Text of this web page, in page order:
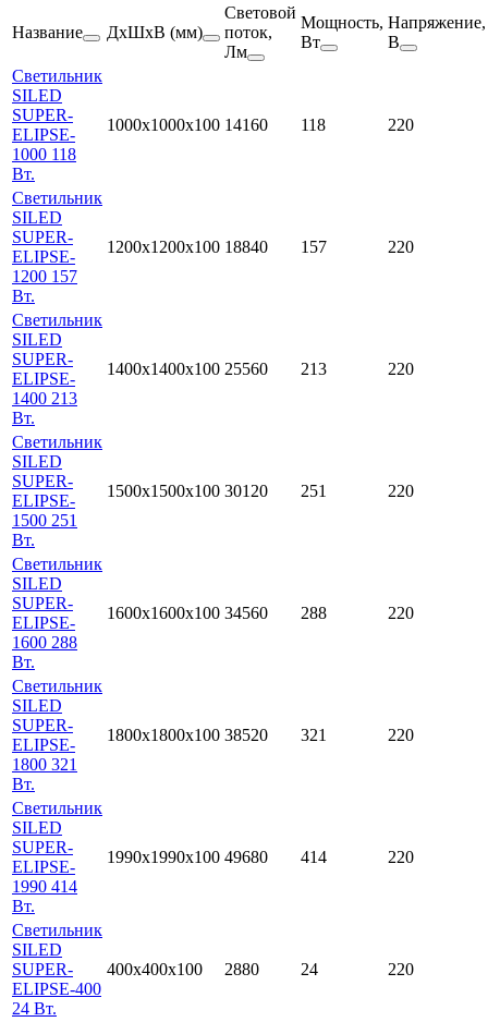
Название ДхШхВ (мм)
Световой
поток,
Лм
Мощность,
Вт
Напряжение,
В
Светильник
SILED
SUPER-
ELIPSE-
1000 118
Вт.
1000х1000х100 14160 118 220
Светильник
SILED
SUPER-
ELIPSE-
1200 157
Вт.
1200х1200х100 18840 157 220
Светильник
SILED
SUPER-
ELIPSE-
1400 213
Вт.
1400х1400х100 25560 213 220
Светильник
SILED
SUPER-
ELIPSE-
1500 251
Вт.
1500х1500х100 30120 251 220
Светильник
SILED
SUPER-
ELIPSE-
1600 288
Вт.
1600х1600х100 34560 288 220
Светильник
SILED
SUPER-
ELIPSE-
1800 321
Вт.
1800х1800х100 38520 321 220
Светильник
SILED
SUPER-
ELIPSE-
1990 414
Вт.
1990х1990х100 49680 414 220
Светильник
SILED
SUPER-
ELIPSE-400
24 Вт.
400х400х100 2880 24 220